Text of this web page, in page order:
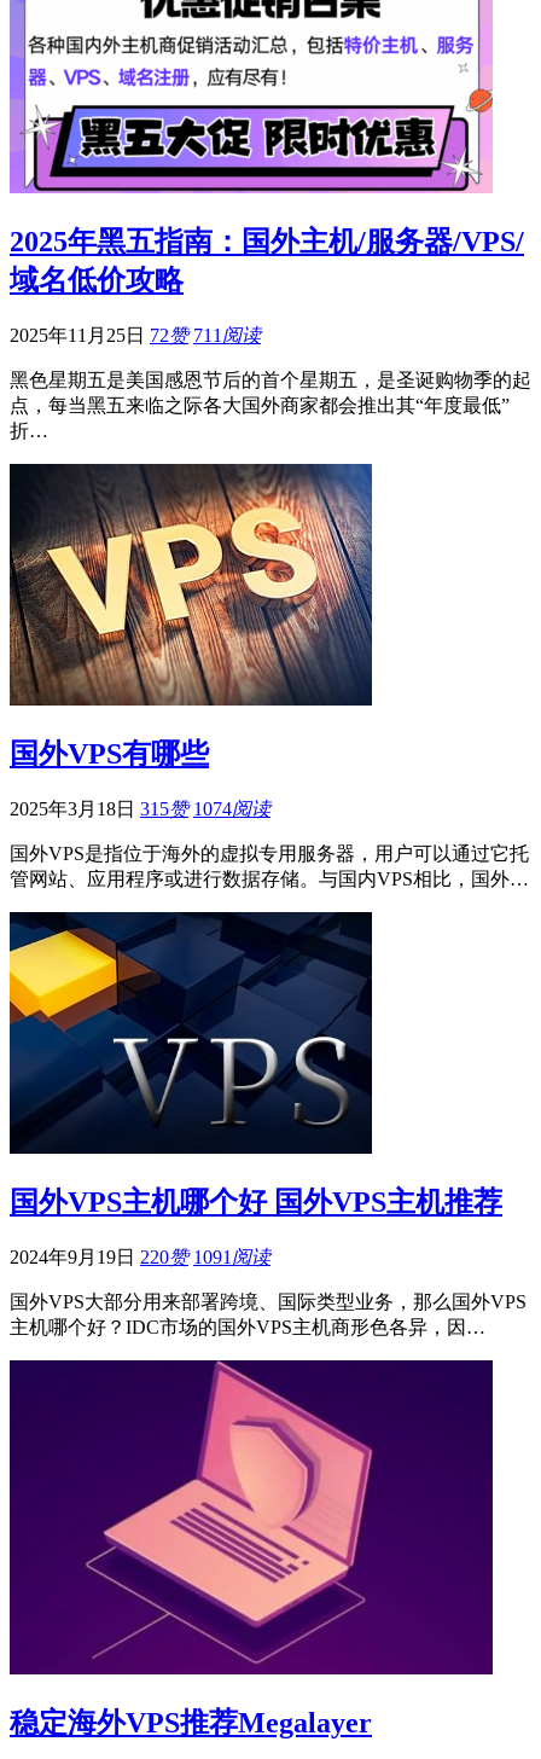
2025年黑五指南：国外主机/服务器/VPS/
域名低价攻略
2025年11月25日 72赞 711 阅读
黑色星期五是美国感恩节后的首个星期五，是圣诞购物季的起
点，每当黑五来临之际各大国外商家都会推出其“年度最低”
折…
国外VPS有哪些
2025年3月18日 315赞 1074阅读
国外VPS是指位于海外的虚拟专用服务器，用户可以通过它托
管网站、应用程序或进行数据存储。与国内VPS相比，国外…
国外VPS主机哪个好 国外VPS主机推荐
2024年9月19日 220赞 1091 阅读
国外VPS大部分用来部署跨境、国际类型业务，那么国外VPS
主机哪个好？IDC市场的国外VPS主机商形色各异，因…
稳定海外VPS推荐Megalayer